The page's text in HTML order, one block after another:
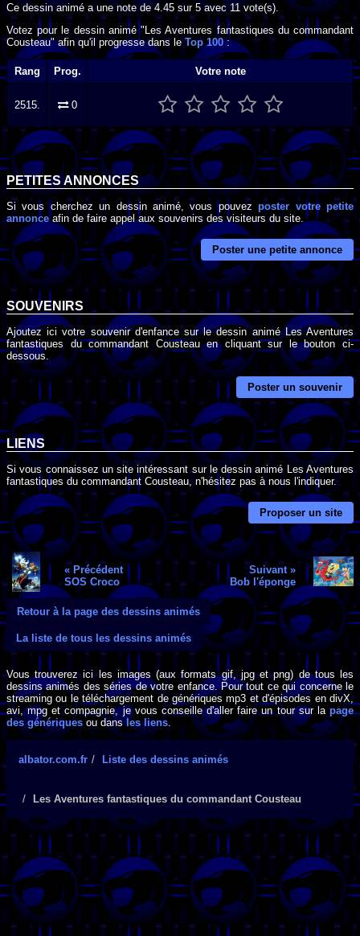
Ce dessin animé a une note de4.45 sur 5avec11vote(s).
Votez pour le dessin animé "Les Aventures fantastiques du commandant
Cousteau" afin qu'il progresse dans leTop 100:
Rang Prog. Votre note
2515. 0
PETITES ANNONCES
Si vous cherchez un dessin animé, vous pouvezposter votre petite
annonceafin de faire appel aux souvenirs des visiteurs du site.
Poster une petite annonce
SOUVENIRS
Ajoutez ici votre souvenir d'enfance sur le dessin animé Les Aventures
fantastiques du commandant Cousteau en cliquant sur le bouton ci-
dessous.
Poster un souvenir
LIENS
Si vous connaissez un site intéressant sur le dessin animé Les Aventures
fantastiques du commandant Cousteau, n'hésitez pas à nous l'indiquer.
Proposer un site
« Précédent
SOS Croco
Suivant »
Bob l'éponge
Retour à la page des dessins animés
La liste de tous les dessins animés
Vous trouverez ici les images (aux formats gif, jpg et png) de tous les
dessins animés des séries de votre enfance. Pour tout ce qui concerne le
streaming ou le téléchargement de génériques mp3 et d'épisodes en divX,
avi, mpg et compagnie, je vous conseille d'aller faire un tour sur la page
des génériques ou dansles liens.
albator.com.fr Liste des dessins animés
Les Aventures fantastiques du commandant Cousteau